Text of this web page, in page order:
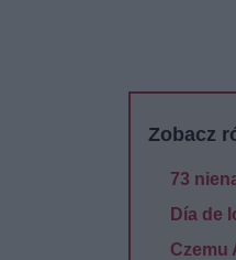
Zobacz
73
Día de
Czemu